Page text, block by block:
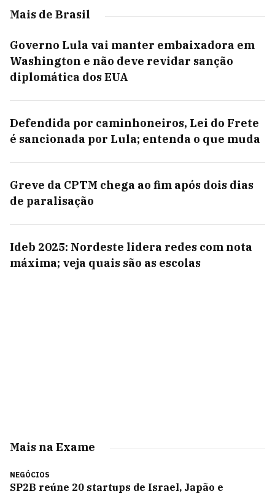
Mais de Brasil
Governo Lula vai manter embaixadora em
Washington e não deve revidar sanção
diplomática dos EUA
Defendida por caminhoneiros, Lei do Frete
é sancionada por Lula; entenda o que muda
Greve da CPTM chega ao fim após dois dias
de paralisação
Ideb 2025: Nordeste lidera redes com nota
máxima; veja quais são as escolas
Mais na Exame
NEGÓCIOS
SP2B reúne 20 startups de Israel, Japão e